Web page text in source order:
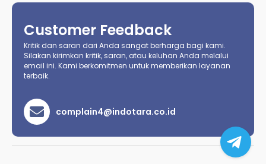
Customer Feedback
Kritik dan saran dari Anda sangat berharga bagi kami.
Silakan kirimkan kritik, saran, atau keluhan Anda melalui
email ini. Kami berkomitmen untuk memberikan layanan
terbaik.
complain4@indotara.co.id